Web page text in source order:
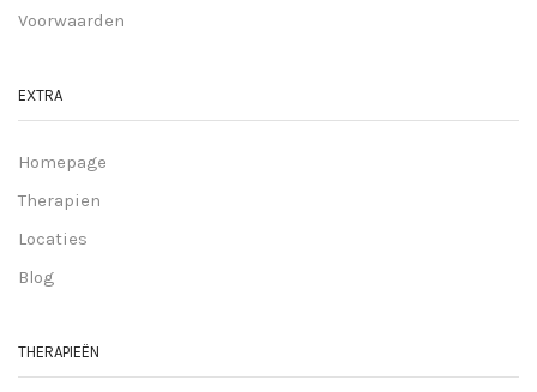
Voorwaarden
EXTRA
Homepage
Therapien
Locaties
Blog
THERAPIEËN